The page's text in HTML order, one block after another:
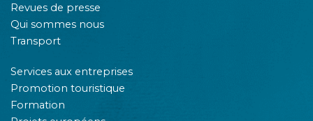
Revues de presse
Qui sommes nous
Transport
Services aux entreprises
Promotion touristique
Formation